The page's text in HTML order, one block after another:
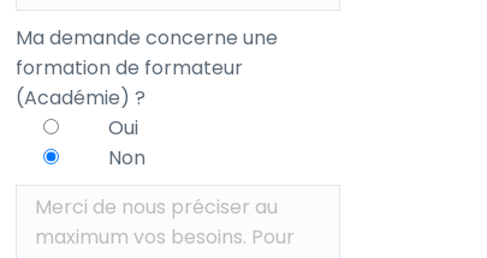
Ma demande concerne une
formation de formateur
(Académie) ?
Oui
Non